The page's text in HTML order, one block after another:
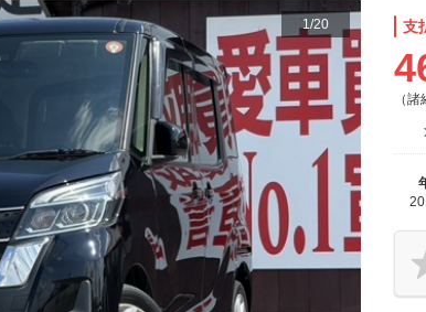
1/20 支
（